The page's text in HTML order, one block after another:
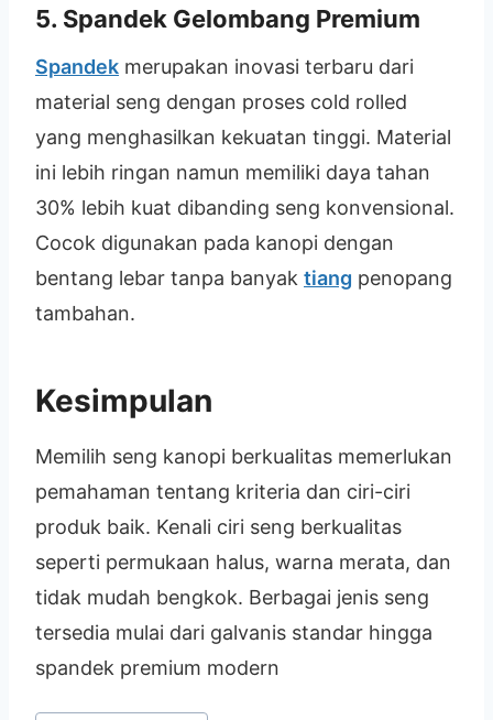
5. Spandek Gelombang Premium
Spandek merupakan inovasi terbaru dari
material seng dengan proses cold rolled
yang menghasilkan kekuatan tinggi. Material
ini lebih ringan namun memiliki daya tahan
30% lebih kuat dibanding seng konvensional.
Cocok digunakan pada kanopi dengan
bentang lebar tanpa banyak tiang penopang
tambahan.
Kesimpulan
Memilih seng kanopi berkualitas memerlukan
pemahaman tentang kriteria dan ciri-ciri
produk baik. Kenali ciri seng berkualitas
seperti permukaan halus, warna merata, dan
tidak mudah bengkok. Berbagai jenis seng
tersedia mulai dari galvanis standar hingga
spandek premium modern